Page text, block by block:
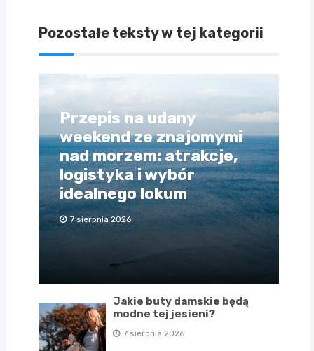
Pozostałe teksty w tej kategorii
Przepis na udany
weekend ze znajomymi
nad morzem: atrakcje,
logistyka i wybór
idealnego lokum
7 sierpnia 2026
Jakie buty damskie będą
modne tej jesieni?
7 sierpnia 2026